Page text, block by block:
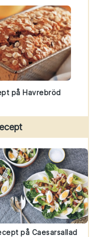
på Havrebröd
på Caesarsallad